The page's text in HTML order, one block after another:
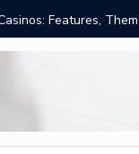
Features,